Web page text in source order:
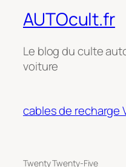
AUTOcult.fr
Le blog du culte
voiture
cables de recharge
Twenty Twenty-Five